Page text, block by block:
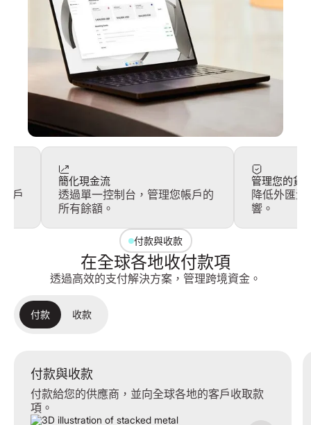
戶
簡化現金流
透過單一控制台，管理您帳戶的
所有餘額。
管理您的貨
降低外匯
響。
付款與收款
在全球各地收付款項
透過高效的支付解決方案，管理跨境資金。
付款 收款
付款與收款
付款給您的供應商，並向全球各地的客戶收取款
項。
付款與收款